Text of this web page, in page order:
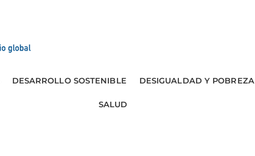
DESARROLLO SOSTENIBLE DESIGUALDAD Y POBREZA
SALUD